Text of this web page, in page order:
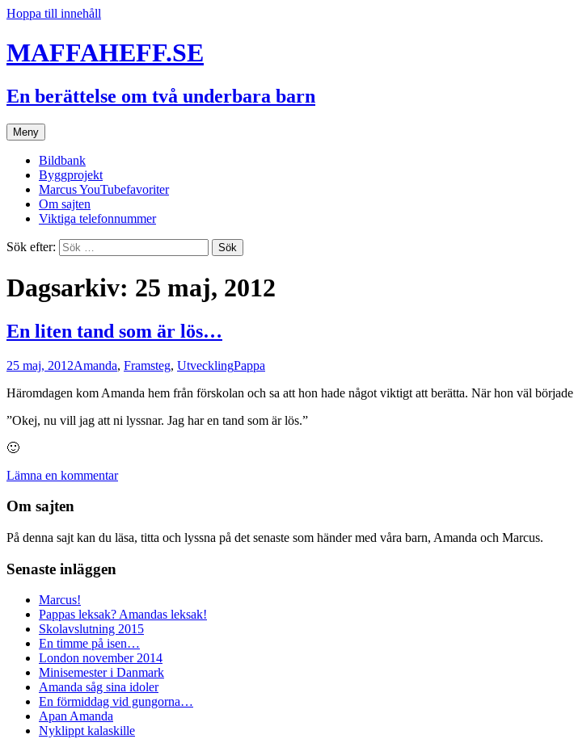
Hoppa till innehåll
MAFFAHEFF.SE
En berättelse om två underbara barn
Meny
Bildbank
Byggprojekt
Marcus YouTubefavoriter
Om sajten
Viktiga telefonnummer
Sök efter:
Dagsarkiv: 25 maj, 2012
En liten tand som är lös…
25 maj, 2012Amanda, Framsteg, UtvecklingPappa
Häromdagen kom Amanda hem från förskolan och sa att hon hade något viktigt att berätta. När hon väl
”Okej, nu vill jag att ni lyssnar. Jag har en tand som är lös.”
🙂
Lämna en kommentar
Om sajten
På denna sajt kan du läsa, titta och lyssna på det senaste som händer med våra barn, Amanda och Marcus.
Senaste inläggen
Marcus!
Pappas leksak? Amandas leksak!
Skolavslutning 2015
En timme på isen…
London november 2014
Minisemester i Danmark
Amanda såg sina idoler
En förmiddag vid gungorna…
Apan Amanda
Nyklippt kalaskille